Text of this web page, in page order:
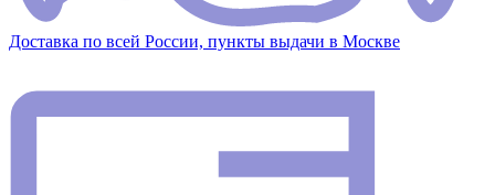
Доставка по всей России, пункты выдачи в Москве